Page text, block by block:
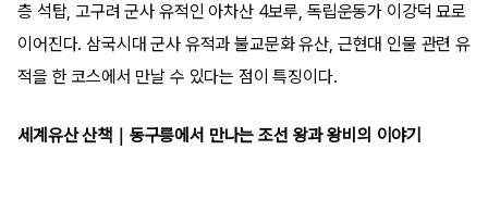
층 석탑, 고구려 군사 유적인 아차산 4보루, 독립운동가 이강덕 묘로
이어진다. 삼국시대 군사 유적과 불교문화 유산, 근현대 인물 관련 유
적을 한 코스에서 만날 수 있다는 점이 특징이다.
세계유산 산책｜동구릉에서 만나는 조선 왕과 왕비의 이야기